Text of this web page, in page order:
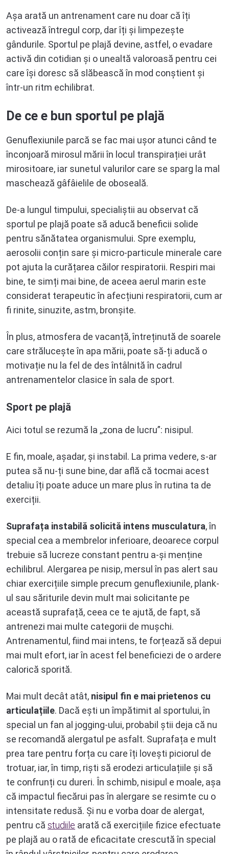
Așa arată un antrenament care nu doar că îți
activează întregul corp, dar îți și limpezește
gândurile. Sportul pe plajă devine, astfel, o evadare
activă din cotidian și o unealtă valoroasă pentru cei
care își doresc să slăbească în mod conștient și
într-un ritm echilibrat.
De ce e bun sportul pe plajă
Genuflexiunile parcă se fac mai ușor atunci când te
înconjoară mirosul mării în locul transpirației urât
mirositoare, iar sunetul valurilor care se sparg la mal
maschează gâfâielile de oboseală.
De-a lungul timpului, specialiștii au observat că
sportul pe plajă poate să aducă beneficii solide
pentru sănătatea organismului. Spre exemplu,
aerosolii conțin sare și micro-particule minerale care
pot ajuta la curățarea căilor respiratorii. Respiri mai
bine, te simți mai bine, de aceea aerul marin este
considerat terapeutic în afecțiuni respiratorii, cum ar
fi rinite, sinuzite, astm, bronșite.
În plus, atmosfera de vacanță, întreținută de soarele
care strălucește în apa mării, poate să-ți aducă o
motivație nu la fel de des întâlnită în cadrul
antrenamentelor clasice în sala de sport.
Sport pe plajă
Aici totul se rezumă la ,,zona de lucru”: nisipul.
E fin, moale, așadar, și instabil. La prima vedere, s-ar
putea să nu-ți sune bine, dar află că tocmai acest
detaliu îți poate aduce un mare plus în rutina ta de
exerciții.
Suprafața instabilă solicită intens musculatura, în
special cea a membrelor inferioare, deoarece corpul
trebuie să lucreze constant pentru a-și menține
echilibrul. Alergarea pe nisip, mersul în pas alert sau
chiar exercițiile simple precum genuflexiunile, plank-
ul sau săriturile devin mult mai solicitante pe
această suprafață, ceea ce te ajută, de fapt, să
antrenezi mai multe categorii de mușchi.
Antrenamentul, fiind mai intens, te forțează să depui
mai mult efort, iar în acest fel beneficiezi de o ardere
calorică sporită.
Mai mult decât atât, nisipul fin e mai prietenos cu
articulațiile. Dacă ești un împătimit al sportului, în
special un fan al jogging-ului, probabil știi deja că nu
se recomandă alergatul pe asfalt. Suprafața e mult
prea tare pentru forța cu care îți lovești piciorul de
trotuar, iar, în timp, riști să erodezi articulațiile și să
te confrunți cu dureri. În schimb, nisipul e moale, așa
că impactul fiecărui pas în alergare se resimte cu o
intensitate redusă. Și nu e vorba doar de alergat,
pentru că studiile arată că exercițiile fizice efectuate
pe plajă au o rată de eficacitate crescută în special